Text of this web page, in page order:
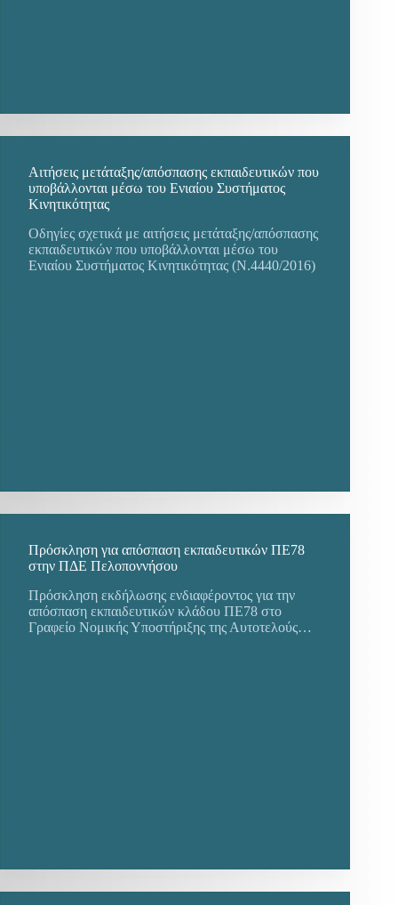
Aιτήσεις μετάταξης/απόσπασης εκπαιδευτικών που
υποβάλλονται μέσω του Ενιαίου Συστήματος
Κινητικότητας
Οδηγίες σχετικά με αιτήσεις μετάταξης/απόσπασης
εκπαιδευτικών που υποβάλλονται μέσω του
Ενιαίου Συστήματος Κινητικότητας (Ν.4440/2016)
Πρόσκληση για απόσπαση εκπαιδευτικών ΠΕ78
στην ΠΔΕ Πελοποννήσου
Πρόσκληση εκδήλωσης ενδιαφέροντος για την
απόσπαση εκπαιδευτικών κλάδου ΠΕ78 στο
Γραφείο Νομικής Υποστήριξης της Αυτοτελούς…